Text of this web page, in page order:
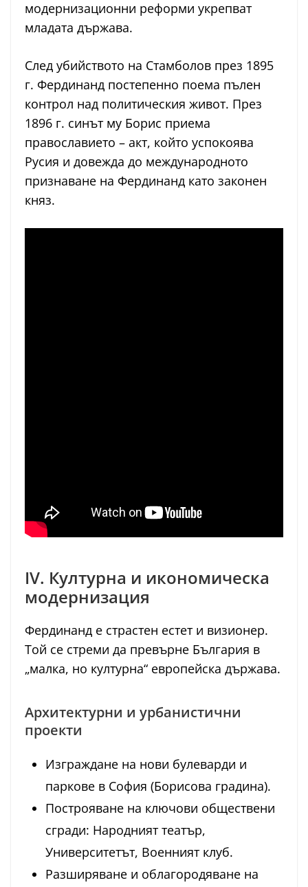
модернизационни реформи укрепват
младата държава.
След убийството на Стамболов през 1895
г. Фердинанд постепенно поема пълен
контрол над политическия живот. През
1896 г. синът му Борис приема
православието – акт, който успокоява
Русия и довежда до международното
признаване на Фердинанд като законен
княз.
IV. Културна и икономическа
модернизация
Фердинанд е страстен естет и визионер.
Той се стреми да превърне България в
„малка, но културна“ европейска държава.
Архитектурни и урбанистични
проекти
Изграждане на нови булеварди и
паркове в София (Борисова градина).
Построяване на ключови обществени
сгради: Народният театър,
Университетът, Военният клуб.
Разширяване и облагородяване на